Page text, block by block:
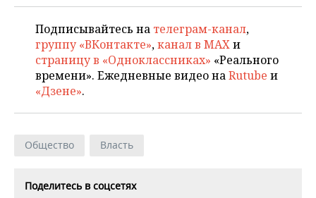
Подписывайтесь на телеграм-канал,
группу «ВКонтакте»,канал в MAXи
страницу в «Одноклассниках» «Реального
времени». Ежедневные видео наRutube и
«Дзене».
Общество Власть
Поделитесь в соцсетях